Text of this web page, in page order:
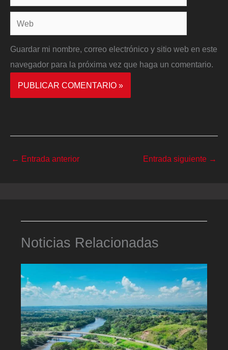
electrónico*
Web
Guardar mi nombre, correo electrónico y sitio web en este
navegador para la próxima vez que haga un comentario.
← Entrada anterior Entrada siguiente →
Noticias Relacionadas